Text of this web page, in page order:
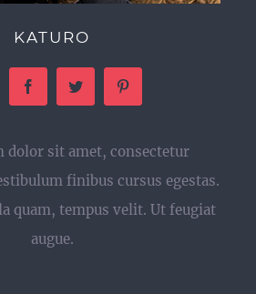
KATURO
dolor sit amet, consectetur
finibus cursus egestas.
quam, tempus velit. Ut feugiat
augue.